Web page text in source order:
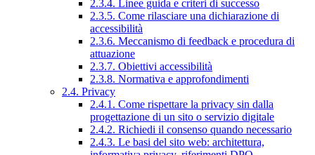
2.3.4. Linee guida e criteri di successo
2.3.5. Come rilasciare una dichiarazione di
accessibilità
2.3.6. Meccanismo di feedback e procedura di
attuazione
2.3.7. Obiettivi accessibilità
2.3.8. Normativa e approfondimenti
2.4. Privacy
2.4.1. Come rispettare la privacy sin dalla
progettazione di un sito o servizio digitale
2.4.2. Richiedi il consenso quando necessario
2.4.3. Le basi del sito web: architettura,